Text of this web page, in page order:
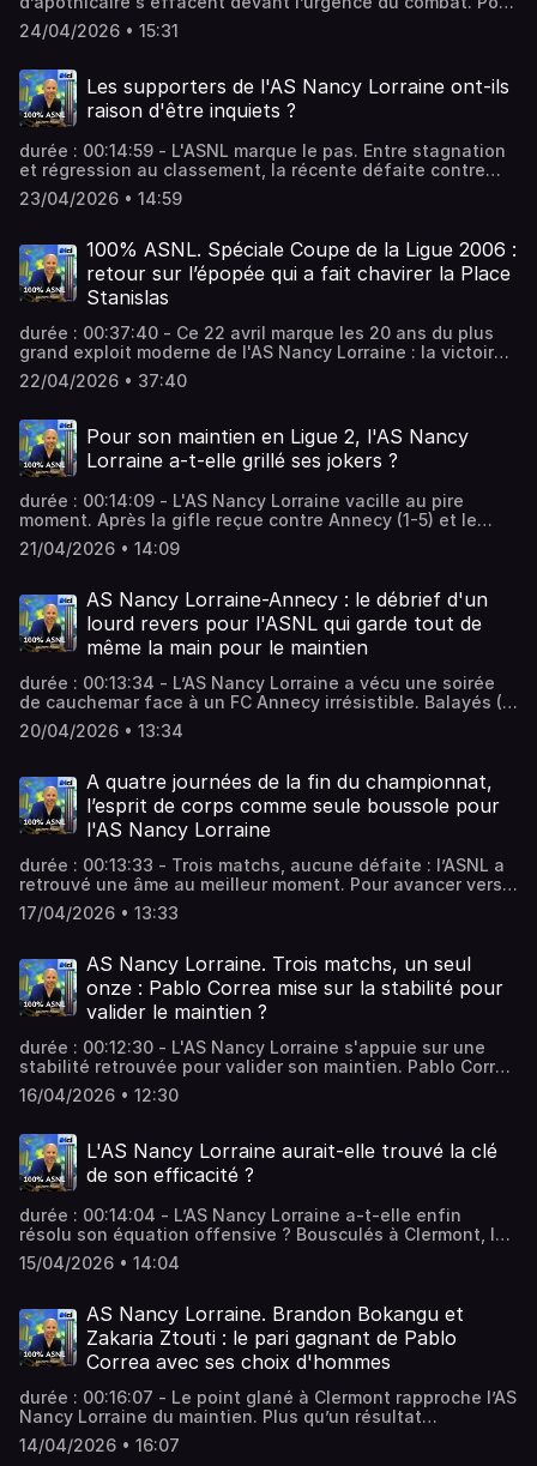
l’AS Nancy Lorraine, le maintien ne se jouera plus dans les
calculs, mais dans un sursaut d’orgueil viscéral. Ce samedi
cette fin de saison. Vous aimez ce podcast ? Pour écouter
tous les épisodes sans limite, rendez-vous sur Radio
France
24/04/2026 • 15:31
Les supporters de l'AS Nancy Lorraine ont-ils
raison d'être inquiets ?
durée : 00:14:59 - L'ASNL marque le pas. Entre stagnation
et régression au classement, la récente défaite contre
Annecy et le succès de Laval à Dunkerque ont plongé les
supporters nancéiens dans le doute. À seulement trois
Vous aimez ce podcast ? Pour écouter tous les épisodes
sans limite, rendez-vous sur Radio France
23/04/2026 • 14:59
100% ASNL. Spéciale Coupe de la Ligue 2006 :
retour sur l’épopée qui a fait chavirer la Place
Stanislas
durée : 00:37:40 - Ce 22 avril marque les 20 ans du plus
grand exploit moderne de l'AS Nancy Lorraine : la victoire
en Coupe de la Ligue. Laurent Pilloni convoque la mémoire
de Mathieu Barbier et l'œil d'Alexandre Marchi,
spéciale rythmée par des anecdotes. Vous aimez ce
podcast ? Pour écouter tous les épisodes sans limite,
rendez-vous sur Radio France
22/04/2026 • 37:40
Pour son maintien en Ligue 2, l'AS Nancy
Lorraine a-t-elle grillé ses jokers ?
durée : 00:14:09 - L'AS Nancy Lorraine vacille au pire
moment. Après la gifle reçue contre Annecy (1-5) et le
succès de Laval à Dunkerque (0-2) ce lundi, l'écart fond
comme neige au soleil. Avec seulement deux points
pied en zone de turbulences. Vous aimez ce podcast ?
Pour écouter tous les épisodes sans limite, rendez-vous
sur Radio France
21/04/2026 • 14:09
AS Nancy Lorraine-Annecy : le débrief d'un
lourd revers pour l'ASNL qui garde tout de
même la main pour le maintien
durée : 00:13:34 - L’AS Nancy Lorraine a vécu une soirée
de cauchemar face à un FC Annecy irrésistible. Balayés (1-
5) à domicile, les Nancéiens ont payé au prix fort un
laxisme défensif et un manque d'agressivité criants.
maintiennent l'ASNL en vie. Vous aimez ce podcast ? Pour
écouter tous les épisodes sans limite, rendez-vous sur
Radio France
20/04/2026 • 13:34
A quatre journées de la fin du championnat,
l’esprit de corps comme seule boussole pour
l'AS Nancy Lorraine
durée : 00:13:33 - Trois matchs, aucune défaite : l’ASNL a
retrouvé une âme au meilleur moment. Pour avancer vers
son maintien en Ligue 2, Nancy doit transformer l’essai ce
vendredi face à Annecy. À Marcel-Picot, l’équation est
de saison sereine. Vous aimez ce podcast ? Pour écouter
tous les épisodes sans limite, rendez-vous sur Radio
France
17/04/2026 • 13:33
AS Nancy Lorraine. Trois matchs, un seul
onze : Pablo Correa mise sur la stabilité pour
valider le maintien ?
durée : 00:12:30 - L'AS Nancy Lorraine s'appuie sur une
stabilité retrouvée pour valider son maintien. Pablo Correa
a instauré une hiérarchie claire en alignant le même onze
lors des trois dernières sorties. Une méthode payante : le
offensif avec 3 buts inscrits. Vous aimez ce podcast ?
Pour écouter tous les épisodes sans limite, rendez-vous
sur Radio France
16/04/2026 • 12:30
L'AS Nancy Lorraine aurait-elle trouvé la clé
de son efficacité ?
durée : 00:14:04 - L’AS Nancy Lorraine a-t-elle enfin
résolu son équation offensive ? Bousculés à Clermont, les
Nancéiens ont fait preuve d’un froid réalisme pour
arracher un nul précieux. Entre coaching gagnant et
trouvé son second souffle. Vous aimez ce podcast ? Pour
écouter tous les épisodes sans limite, rendez-vous sur
Radio France
15/04/2026 • 14:04
AS Nancy Lorraine. Brandon Bokangu et
Zakaria Ztouti : le pari gagnant de Pablo
Correa avec ses choix d'hommes
durée : 00:16:07 - Le point glané à Clermont rapproche l’AS
Nancy Lorraine du maintien. Plus qu’un résultat
comptable, ce match valide les choix d’hommes de Pablo
Correa. En relançant des profils comme Brandon Bokangu
14/04/2026 • 16:07